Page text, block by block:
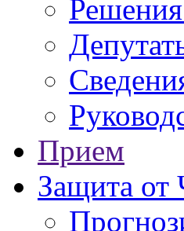
Решения
Прием
Защита от